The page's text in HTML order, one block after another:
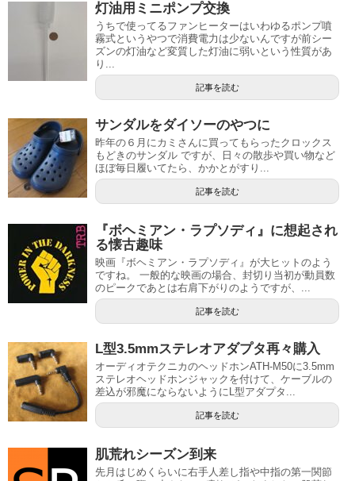
灯油用ミニポンプ交換
うちで使ってるファンヒーターはいわゆるポンプ噴
霧式というやつで消費電力は少ないんですが前シー
ズンの灯油など変質した灯油に弱いという性質があ
り...
記事を読む
サンダルをダイソーのやつに
昨年の６月にカミさんに買ってもらったクロックス
もどきのサンダル ですが、日々の散歩や買い物など
ほぼ毎日履いてたら、かかとがすり...
記事を読む
『ボヘミアン・ラプソディ』に想起され
る懐古趣味
映画『ボヘミアン・ラプソディ』が大ヒットのよう
ですね。 一般的な映画の場合、封切り当初が動員数
のピークであとは右肩下がりのようですが、...
記事を読む
L型3.5mmステレオアダプタ再々購入
オーディオテクニカのヘッドホンATH-M50に3.5mm
ステレオヘッドホンジャックを付けて、ケーブルの
差込が邪魔にならないようにL型アダプタ...
記事を読む
肌荒れシーズン到来
先月はじめくらいに右手人差し指や中指の第一関節